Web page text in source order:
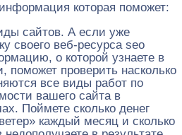
которая поможет:
сайтов. А если уже
своего веб-ресурса seo
о которой узнаете в
поможет проверить насколько
все виды работ по
вашего сайта в
Поймете сколько денег
каждый месяц и сколько